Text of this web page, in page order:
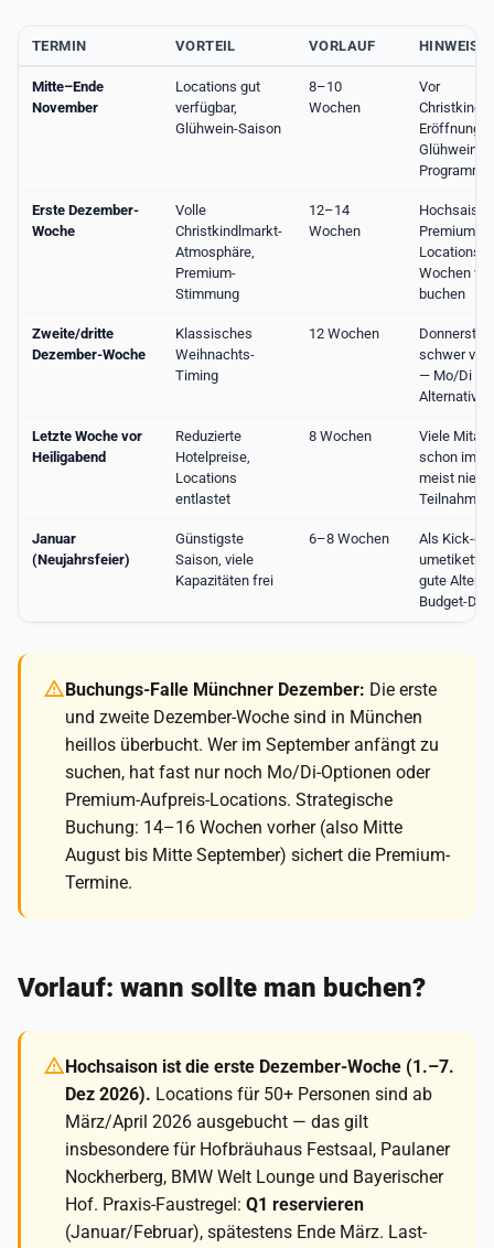
TERMIN VORTEIL VORLAUF HINWEIS
Mitte–Ende
November
Locations gut
verfügbar,
Glühwein-Saison
8–10
Wochen
Vor
Eröffnung
Glühwein-
Programm
Erste Dezember-
Woche
Volle
Christkindlmarkt-
Atmosphäre,
Premium-
Stimmung
12–14
Wochen
Premium-
Locations
Wochen
buchen
Zweite/dritte
Dezember-Woche
Klassisches
Weihnachts-
Timing
12 Wochen
schwer
— Mo/Di als
Alternative
Letzte Woche vor
Heiligabend
Reduzierte
Hotelpreise,
Locations
entlastet
8 Wochen
Viele
schon im
meist
Teilnahme
Januar
(Neujahrsfeier)
Günstigste
Saison, viele
Kapazitäten frei
6–8 Wochen
Als Kick-off
gute
Budget-
Buchungs-Falle Münchner Dezember: Die erste
und zweite Dezember-Woche sind in München
heillos überbucht. Wer im September anfängt zu
suchen, hat fast nur noch Mo/Di-Optionen oder
Premium-Aufpreis-Locations. Strategische
Buchung: 14–16 Wochen vorher (also Mitte
August bis Mitte September) sichert die Premium-
Termine.
Vorlauf: wann sollte man buchen?
Hochsaison ist die erste Dezember-Woche (1.–7.
Dez 2026). Locations für 50+ Personen sind ab
März/April 2026 ausgebucht — das gilt
insbesondere für Hofbräuhaus Festsaal, Paulaner
Nockherberg, BMW Welt Lounge und Bayerischer
Hof. Praxis-Faustregel: Q1 reservieren
(Januar/Februar), spätestens Ende März. Last-